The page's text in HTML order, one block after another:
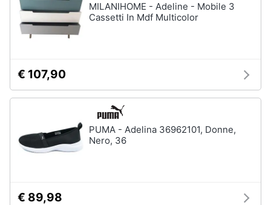
MILANIHOME - Adeline - Mobile 3
Cassetti In Mdf Multicolor
€ 107,90
PUMA - Adelina 36962101, Donne,
Nero, 36
€ 89,98